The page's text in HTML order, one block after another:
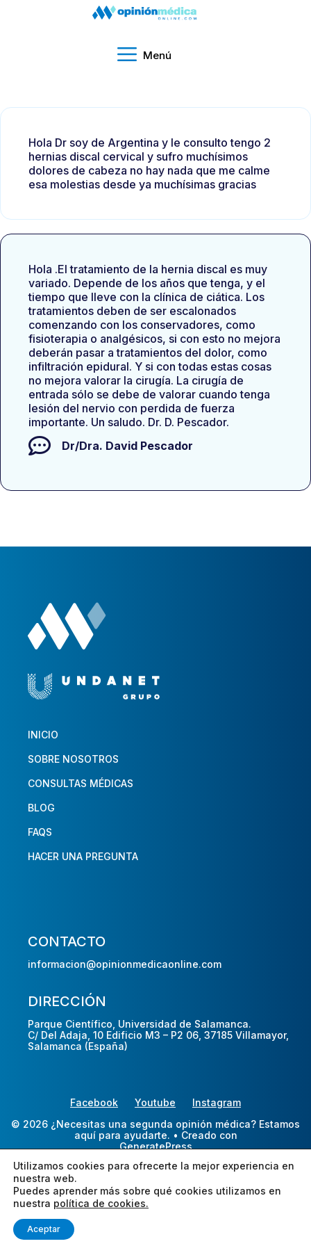
Menú
Hola Dr soy de Argentina y le consulto tengo 2
hernias discal cervical y sufro muchísimos
dolores de cabeza no hay nada que me calme
esa molestias desde ya muchísimas gracias
Hola .El tratamiento de la hernia discal es muy
variado. Depende de los años que tenga, y el
tiempo que lleve con la clínica de ciática. Los
tratamientos deben de ser escalonados
comenzando con los conservadores, como
fisioterapia o analgésicos, si con esto no mejora
deberán pasar a tratamientos del dolor, como
infiltración epidural. Y si con todas estas cosas
no mejora valorar la cirugía. La cirugía de
entrada sólo se debe de valorar cuando tenga
lesión del nervio con perdida de fuerza
importante. Un saludo. Dr. D. Pescador.
Dr/Dra. David Pescador
INICIO
SOBRE NOSOTROS
CONSULTAS MÉDICAS
BLOG
FAQS
HACER UNA PREGUNTA
CONTACTO
informacion@opinionmedicaonline.com
DIRECCIÓN
Parque Científico, Universidad de Salamanca.
C/ Del Adaja, 10 Edificio M3 – P2 06, 37185 Villamayor,
Salamanca (España)
Facebook Youtube
Instagram
© 2026 ¿Necesitas una segunda opinión médica? Estamos
aquí para ayudarte. • Creado con
GeneratePress
Utilizamos cookies para ofrecerte la mejor experiencia en
nuestra web.
Puedes aprender más sobre qué cookies utilizamos en
nuestra política de cookies.
Aceptar